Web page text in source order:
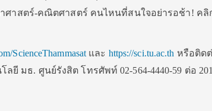
าศาสตร์-คณิตศาสตร์ คนไหนที่สนใจอย่ารอช้า! ค
ScienceThammasat และ https://sci.tu.ac.th หรือติด
มธ. ศูนย์รังสิต โทรศัพท์ 02-564-4440-59 ต่อ